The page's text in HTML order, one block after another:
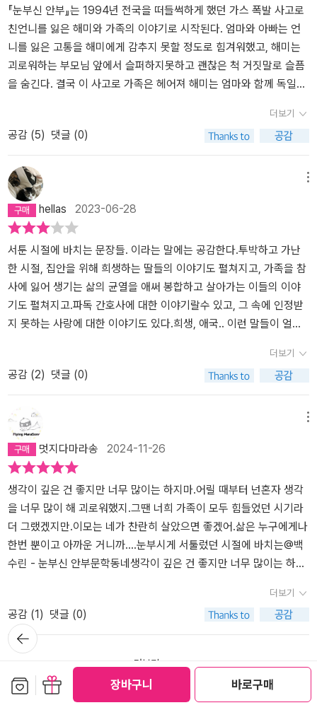
장바구니 바로구매
자 이모의 이종 사촌 말자 이모네 집에서 지내게 되었어. 3.다시 오늘
날 이야기를 해줄게. 제주도에 자리 잡은 우재를 서울에 올라올 때마
다 해미에게 연락해서 만났단다.해미는 한창 독일의 이모들에 관한
글을 쓰고 있었어. 이모들의 글을 쓰다 보니 파독 간호사에대해 조사
를 하였고, 당시 국내 사회문제에 대해 관심도 갖게 되었어.그리고 오
에는 찾지 못한 선자 이모의 첫사랑 K.H.를 다시 찾아보려고 했어. 일
기를 다시 꼼꼼히 읽어보니 어렸을때 무심히 넘어간 것들에서 K.H.의
단서가 될 만한 것들이 있었어.K.H.는 작가 지망생이었고, 다니던 교
회도 알게 되어 연락도 해보았지만, K.H.의 약자를 가진 사람은 찾을
수 없었어.….큰 이모가 오랜만에 한국에 오시게되어 혼자 지내고 있
는 해미와도 2주간 함께 지내게 되었단다. 오랜만에이모를 만나니 옛
날 독일에서 지낸 생활도 기억이 났어. 레나가 변호사가 되었다는 소
식도 듣고, 이모가 레나의 연락처를 알고 있어 정말 오랜만에 영상통
화도 했단다. 그리고한수는 예전에 연락이 끊겼다고 했어.….해미는
예전의 일들을 생각해보았어. 선자 이모가 돌아가시기 전 한수가 전
화했는데, 엄마가돌아가시기 전에 엄마의 첫사랑을 꼭 찾아달라고 했
어. 한수가 여러 번 전화를 계속 해서 해미는 얼떨결에선자 이모의 첫
고 편지를 전해주겠다는말을 했다고 했어. 해미는 선자 이모의 일기
를 참고하여 자신이 K.H인척 하고 편지를 써서 선자 이모에게 보냈지
만 죄책감을 느꼈단다. 그 죄책감 때문에 한수뿐만 아니라 레나에게
도연락을 하지 않았어. 그때 한수가 보낸 편지도 읽어보지 않았는데,
이제서야그 편지를 꺼내보니, 선자 이모는 그 편지를 받고 무척 기뻐
했다고 했고, K.H.에게 편지를 전해달라며 선자이모의 편지도 함께
보냈단다.….이제라도 해미는 다시 K.H를 찾으려고 조그마한 단서로
이곳 저곳에 연락을 했단다. 그리고결국 K.H.라는 사람이 천근호라는
분이라는 것을 알게 되었어. 그리고또 여기저기 연락하여 만날 수 있
었는데, 뜻밖의 분이셨어. 해미는선자 이모의 첫사랑이라고 해서, 이
름이 천근호라고 해서, 당연히남자일 거라고 생각했는데, 그분은 여
자였단다. 지금은 할머니가되셨어. 해미는 선자 이모가 돌아가시기
다. 그 편지봉투에서 세월에 많이 묻어 있었지만, 얼마나값지고 눈부
신 안부가 담긴 편지였겠니. 천근호 할머니도 그 편지를 보시고 얼마
나 감회가 새로웠겠니. 십대 서로 마음에 두고 있던 이와 헤어지고 나
서 할머니가 되어서 그 사람의 편지를 다시 읽는 기분, 울컥할 것 같구
나. 해미는 편지를 전해주고 돌아왔단다. 그리고 며칠 뒤 천근호 할머
니로부터고맙다는 편지와 함께 선자 이모가 해미의 편지가 거짓인 것
을 알고도 천근호 할머니한테 정성스럽게 쓴 편지를 스캔해서 보내주
신 안부>에서 특히 집중해서 본 부분은 참사 유가족이라는 환경 안에
서 아픔을 이겨내고 타인이 바라보는 자신이 아닌 온전한 자신의 모
습을 찾아가는 한 사람, 주인공 해미의 성장이었다. 해미는 자신이 살
기 위해 선택한 거짓말의 덫에서 또한 살기 위해 지난 시간을 바로잡
으려고 용기를 내었고, 그 용기는 자신을 끝까지 기다려 주며 다정하
서는 '더이상 도망치기만 하면서' 살아서는 안 되겠기에 해미는 다시
선자 이모의 첫사랑 K.H. 찾기에 나서게 되면서 선자 이모의 삶을 이
해하게 되고, 자신의 삶 또한 바로 잡을 수 있었다.​'다정한 마음이 몇
번이고 우리를 구원할 테니까.' (304쪽) ​언젠가 읽은 책에서 '나의 실
존은 불안과 두려움'이라는 표현에서 위안을 얻은 적이 있다. 해미는
그 실존의 불안과 두려움 위에 참사로 사랑하는 가족을 잃은 두려움
까지 덧대어졌다. 얼마나 불안한 삶이었을지 감히 상상조차 하기 힘
들다. 그래서 해미는 거짓말을 통해 자신을 그토록 보호하고 싶었는
지도 모르겠다. 해미가 비로소 과거의 자신에게서 놓여놔 제주로 향
할 때, 해미에게서 내가 그토록 기다리던 '눈부신 안부'를 받은 기분이
었다. 그녀의 삶을 구원한 그녀의 용기, 그리고 거짓말 또한 어쩌면 다
른 사람들을 사랑하는 해미의 방법이었겠구나. 해미 덕분에 많은 사
정말 수고 많았다고, 너의 착한 마음이 많은 주변 사람을 행복하게 하
고 웃게 했다고 마지막으로 나도, 안부를 전하고 싶다.​나는 아주 오랫
동안 한수를 구원해주고 싶어 거짓말을 했다고 생각했다. 하지만 지
금 생각해보면 내가 구원하고 싶었던 건 정말 한수였을까? (306쪽)
다. 받은 만큼 또 다른 누군가에게 다정하고 찬란한 안부 인사를 보내
고 싶어집니다. 그대. 편안하신지요. #눈부신안부 #백수린 #장편소
설 #문학동네#책추천 #책스타그램 #한국소설 #독파 #완독챌린지 #
독파챌린지
때문이다. 이번 장편소설도 백수린 작가 특유의 깔끔하고 감성적인
문체는 다른 작가에게서는 찾아볼 수 없는 독보적인 것으로 그런 그
녀의 글을 다시 접할 수 있다는 것에 너무나 감사하고 반가운 일이다.​​
'타인의 슬픔을 위로하기 위해 선의의 거짓말을 이어나가야 했던 소
녀'​​이야기는 성인이 된 해미가 좋아했었던 동창 우재를 만나면서 유
고로 한순간에 친언니를 읽게 되고 너무나 일찍 친언니의 죽음으로
인해 삶의 슬픔을 알아버린다. 언니의 죽음으로 부모님의 다툼이 이
어지고 그로 인해 부모님의 별거로 이어져 해미와 동생 해나는 엄마
를 따라 이모가 살고 있는 독일 G시로 이주하게 된다. 동생 해나와는
달리 적응이 힘들었던 그녀는 선의의 거짓말로 엄마, 아빠를 안심시
키지만 그런 해미의 거짓말을 눈치채고 해미의 불안을 감싸 안아준
사람은 해미의 친이모였다. 그녀는 어려웠던 가정 형편으로 파독 간
호조무사가 되어 조국을 떠나 정착한 살고 있었다. 지금은 독일 국가
의사 시험에 합격해 의사로서 지내고 있다. 이모 주의에는 함께 파독
간호사로 일했었던 선자 이모와 마리아 이모 그 밖의 많은 파독 간호
사들과 함께 살고 있었다. 이모의 도움으로 교포 2세인 레나와 한수
를 만나 친구가 되고 힘들었던 낯선 타국에서의 생활을 조금씩 적응
듣는 것만큼 낯선 나라로 가는 것이 싫었지만, 엄마 아빠를 위해 그렇
게만 말했다. 다른 사람을 행복하게 해주기 위해서는 때로 체념이 필
요했다.' p30​​독일에서 생활이 적응되었을 때쯤 선자 이모의 아들 한
수가 비밀스러운 부탁을 해오게 되는데 그 부탁이란 선자 이모의 첫
사랑을 찾아 달라는 것이었다. 첫사랑에 대한 단서를 찾기 위해 선자
이모 몰래 이모의 일기를 읽어나가며 그녀가 독일로 떠나온 후 이십
년이 넘는 시간 동안 감추어져 있던 가슴 아픈 사랑 이야기를 마주하
게 된다.​​'선자 이모의 일기를 읽어나갈수록 나는 이모가 말을 거는 상
대가 첫사랑일 수밖에 없다고 생각하게 되었다. 왜냐하면 그것들은
하나같이 슬픈 연서였으니까. 그리고 그 행간에 잔잔히 흐르던 격정
과 애달픔을 느낀 사람이라면 누구든, 선자 이모가 첫사랑의 이름을
듣는다면 동요할 수밖에 없으리라 확신했을 것이다. 숨기려 해도 감
시, 한국에 외환위기가 닥쳐, 어쩔 수 없이 해미 가족은 한국으로 돌아
오게 된다. 한국에 돌아온 해미는 선자 이모의 첫사랑을 찾으려고 애
쓰지만 쉽지 않았다. 뇌종약의 악화로 살날이 얼마 남지 않았던 선자
이모의 모습을 지켜보던 한수에게 미안한 마음에 첫사랑을 찾았다는
선의의 거짓말을 하고서는 거짓말을 했다는 죄책감에 독일 친구들과
의 연락을 끊고 첫사랑을 찾기를 가슴에 묻게 된다.​​​'나도 어른들에게
『눈부신 안부』는 1994년 전국을 떠들썩하게 했던 가스 폭발 사고로
친언니를 잃은 해미와 가족의 이야기로 시작된다. 엄마와 아빠는 언
니를 잃은 고통을 해미에게 감추지 못할 정도로 힘겨워했고, 해미는
괴로워하는 부모님 앞에서 슬퍼하지못하고 괜찮은 척 거짓말로 슬픔
을 숨긴다. 결국 이 사고로 가족은 헤어져 해미는 엄마와 함께 독일에
서도 잘 적응하고 있는 것처럼 가장하기 위해 아무도 다치게 하지 않
는 무혐의의 거짓말을 이어가지만, 이모는 그런 해미의 불안과 슬픔
을 눈치채고 가만히 다독여준다.'지난 일 년 동안 네가 감당하기 어려
울 만큼 많은 변화가 생겼을 거라는 걸 이모도 안다. 많이 힘들었을 거
라는 것도.'이모가 말하는 변화라는 게 평소와 다를 바 없이 등교한 언
니가 전국을 떠들썩하게 한 가스 폭발 사고로 갑자기 사라져버린 일
을 가리키는 지, 언니를 잃은 고통으로 엄마 아빠의 사이가 멀어져버
린 일을 가리키는지, 아니면 사람들이 우리 가족을 대하는 방식이 바
뀌어버린 일을 가리키는지 궁금했지만 묻지는 않았다. _p.24독일에
서 만난 행자 이모와 마리아 이모, 선자 이모는 모두 파독간호조무사
로 독일에 파견되어 정착한 사람들이다. 이들은 1973년 독일로 파견
되어 이곳에서 공동체를 이루었고 간호 노동자로 일하며 봉급의 대부
독일에서 사귄 한수와 레나 마음을 나누며 조금씩 안정을 찾는다. 어
느 날 한수는 해미와 레나에게 자신의 엄마(선자)의 첫사랑을 함께 찾
아달라고 부탁한다. 아이들은 선자 이모의 일기를 몰래 읽으면서 첫
사랑이 누구인지 단서를 모으기 시작한다. 그렇게 조금씩 본연의 모
습으로 애써 돌아가지만, 해미는 행복을 느끼는 순간마다 여전히 언
니에게 미안한 마음이 들고, 소중한 이들과 작별하는 경험으로 관계
맺는 것에 두려움을 느낀다. 누군의 삶에 깊이 관여한다는 것을 두려
워하는 마음, 누군가의 삶에 내가 또다시 영향을 미치게 되리라는 그
무시무시한 가능성으로부터 도망쳐야 한다는 두려움.이모가 손을 뻗
어 내가 아이였을 때 그랬던 것처럼 내 머리를 쓰다듬었다. 이모의 손
길이 닿자, 나는 오래전 이모의 집 거실에서 있던 어린아이가 되어 이
십 년이 훨씬 넘게 시간이 흘렀는데도 여전히 언니를 그리워하고 있
걸 때가 있다고. 상실 이후 시간이 때때로 선처럼 흐르는 것이 아니라,
쳇바퀴를 돌듯 같은 자리를 맴도는 것처럼 느껴질 때가 있다고. _p.2
27행자 이모는 '사람을 사랑하는 일에는 지극히 정성과 수고가 필
요'하다고 말한다. 해미는 너무 어린 나이에 언니와의 이별을 감당해
야만 했다. 그리고 독일에서 파독 이모들과 한수, 레나와 어울리며 안
정을 찾아가고 있을 때 쯤 다시 한 번 이별을 경험하게 된다. 이때는
더보기
공감 (5) 댓글 (0)
hellas 2023-06-28
서툰 시절에 바치는 문장들. 이라는 말에는 공감한다.투박하고 가난
한 시절, 집안을 위해 희생하는 딸들의 이야기도 펼쳐지고, 가족을 참
사에 잃어 생기는 삶의 균열을 애써 봉합하고 살아가는 이들의 이야
기도 펼쳐지고.파독 간호사에 대한 이야기랄수 있고, 그 속에 인정받
지 못하는 사랑에 대한 이야기도 있다.희생, 애국.. 이런 말들이 얼마
야기지만 모든 캐릭터가 생생하다기 보다는 흐릿하다는 인상을 받은
소설.루이제 린저가 나치 찬양 이력이 있고, 그 사실을 감추고 자신의
이력을 미화했다는 건 이 소설을 통해 알게 되었다. 한번 찾아봐야지.
파독간호사라는 용어가 이주 간호사와 간호조무사들을 수동적 존재
로 인식하게 만든다는 문제점이 있다는 것도 처음 인지한다. 이것도
찾아봐야지.- 낮밤이 바뀌면 잠이 잘 안 오지. 이모도 독일에 처음 왔
을 때 그랬어. 모든 게 낯설어 밤마다 울던 때도 있었단다.이모가 독일
에 왔을 땐 스물한 살이었다고 엄마가 그랬는데, 어른도 울어요?그럼,
어른도 울지. 겉만 커다랗지 어른도 사실은 아이랑 다를게 없거든. -
24- 나는 한국에서 사람들이 수군거리는 소리를 듣는 것만큼이나 낯
선 나라로 가는 것이 싫었지만, 엄마 아빠를 위해 그렇게만 말했다. 다
른 사람을 행복하게 해주기 위해서는 때로 체념이 필요했다. - 30- 게
는 단 한 가지 색깔로 모르는 것까지 똑같이 칠해버리려 하거든.그건
대체 왜 그러는 건데?이번엔 내가 물었다. 사람을 사랑하는 일에는 지
극한 정성과 수고가 필요하니까. - 106- Alles ist noch unentschie
den. Man kann werden, was man will. 아무것도 아직 결정되지 않
았어. 우리는 우리가 원하는 것이 될 수 있어. - 생의 한가운데 중- 한
번은 그렇게 웃는 나를 보더니 이모가 의미심장하게 따라 웃었다.왜
더보기
공감 (2) 댓글 (0)
멋지다마라송 2024-11-26
생각이 깊은 건 좋지만 너무 많이는 하지마.어릴 때부터 넌혼자 생각
을 너무 많이 해 괴로워했지.그땐 너희 가족이 모두 힘들었던 시기라
더 그랬겠지만.이모는 네가 찬란히 살았으면 좋겠어.삶은 누구에게나
한번 뿐이고 아까운 거니까....눈부시게 서툴렀던 시절에 바치는@백
수린 - 눈부신 안부문학동네생각이 깊은 건 좋지만 너무 많이는 하지
족이 모두 힘들었던 시기라 더 그랬겠지만.이모는 네가 찬란히 살았
으면 좋겠어.삶은 누구에게나 한번 뿐이고 아까운 거니까....눈부시게
서툴렀던 시절에 바치는@백수린 - 눈부신 안부문학동네
더보기
공감 (1) 댓글 (0)
더보기
뒤로가
기